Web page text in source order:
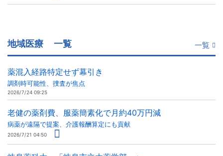
地域医療 一覧 一覧
薬混入経路特定せず幕引き
調剤時可能性、捜査が焦点
2026/7/24 09:25
老健の薬剤費、服薬簡素化で月約40万円減
病薬が遠隔で提案、介護報酬算定にも貢献
2026/7/21 04:50